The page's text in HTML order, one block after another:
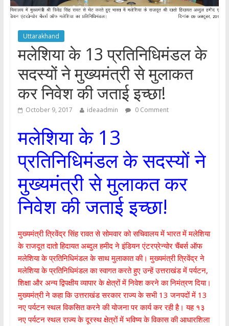
Uttarakhand
मलेशिया के 13 प्रतिनिधिमंडल के
सदस्यों ने मुख्यमंत्री से मुलाकत
कर निवेश की जताई इच्छा!
October 9, 2017 ideaadmin 0 Comment
मलेशिया के 13
प्रतिनिधिमंडल के सदस्यों ने
मुख्यमंत्री से मुलाकत कर
निवेश की जताई इच्छा!
मुख्यमंत्री त्रिवेंद्र सिंह रावत से सोमवार को सचिवालय में भारत में मलेशिया
के राजदूत दातो हिदायत अब्दुल हमीद ने इंडियन एंटरप्रेन्योर चैंबर्स ऑफ
मलेशिया के प्रतिनिधिमंडल के साथ मुलाकात की। मुख्यमंत्री त्रिवेंद्र ने
मलेशिया के प्रतिनिधिमंडल का स्वागत करते हुए उन्हें उत्तराखंड में पर्यटन,
शिक्षा और अन्य द्विपक्षीय व्यापार के क्षेत्रों में निवेश करने का निमंत्रण दिया।
मुख्यमंत्री ने कहा कि उत्तराखंड सरकार राज्य के सभी 13 जनपदों में 13
नए पर्यटन स्थल विकसित करने की योजना पर कार्य कर रही है। यह १३
नए पर्यटन स्थल राज्य के दूरस्थ क्षेत्रों में भविष्य के विकास की आधारशिला